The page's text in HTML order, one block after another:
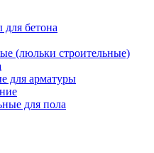
бетона
(люльки строительные)
для арматуры
для пола